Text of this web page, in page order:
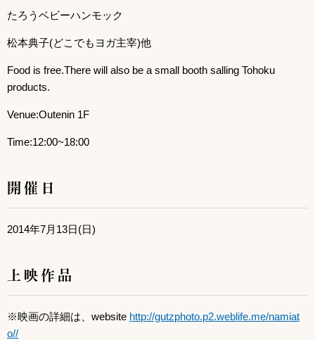
たろうベビーハンモック
松本典子(どこでもヨガ主宰)他
Food is free.There will also be a small booth salling Tohoku
products.
Venue:Outenin 1F
Time:12:00~18:00
開催日
2014年7月13日(日)
上映作品
※映画の詳細は、website http://gutzphoto.p2.weblife.me/namiat
o//